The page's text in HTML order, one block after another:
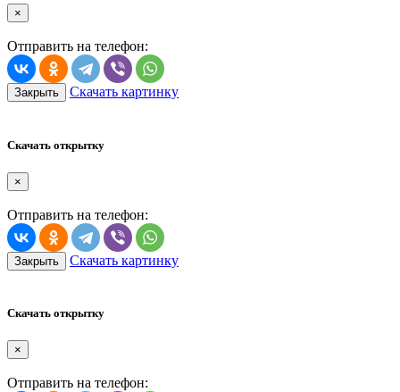
×
Отправить на телефон:
Закрыть Скачать картинку
Скачать открытку
×
Отправить на телефон:
Закрыть Скачать картинку
Скачать открытку
×
Отправить на телефон: